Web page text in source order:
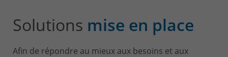
Solutions mise en place
Afin de répondre au mieux aux besoins et aux